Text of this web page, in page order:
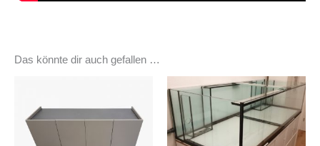
Das könnte dir auch gefallen …